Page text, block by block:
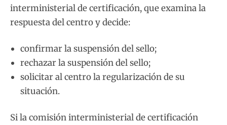
interministerial de certificación, que examina la
respuesta del centro y decide:
confirmar la suspensión del sello;
rechazar la suspensión del sello;
solicitar al centro la regularización de su
situación.
Si la comisión interministerial de certificación